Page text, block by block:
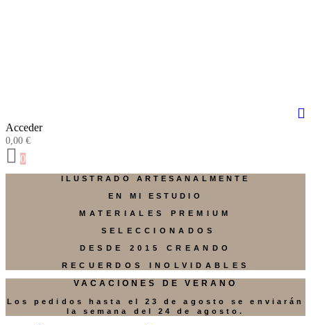
Acceder
0,00 €
0
ILUSTRADO ARTESANALMENTE
EN MI ESTUDIO
MATERIALES PREMIUM
SELECCIONADOS
DESDE 2015 CREANDO
RECUERDOS INOLVIDABLES
VACACIONES DE VERANO
Los pedidos hasta el 23 de agosto se enviarán
la semana del 24 de agosto.